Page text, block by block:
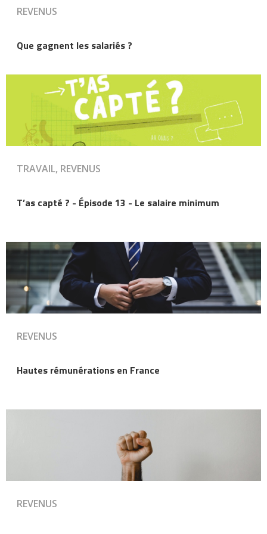
REVENUS
Que gagnent les salariés ?
TRAVAIL, REVENUS
T’as capté ? - Épisode 13 - Le salaire minimum
REVENUS
Hautes rémunérations en France
REVENUS